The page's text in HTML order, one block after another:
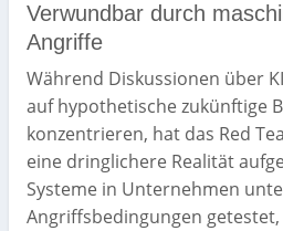
Verwundbar durch
Angriffe
Während Diskussionen über
auf hypothetische zukünftige
konzentrieren, hat das Red
eine dringlichere Realität
Systeme in Unternehmen
Angriffsbedingungen